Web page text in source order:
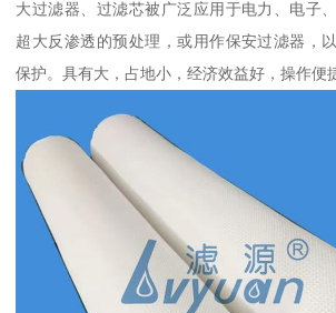
大过滤器、过滤芯被广泛应用于电力、电子
超大反渗透的预处理，或用作保安过滤器，
保护。具有大，占地小，经济效益好，操作便